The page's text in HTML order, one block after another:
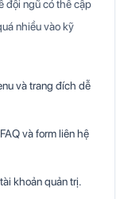
đội ngũ có thể cập
nhiều vào kỹ
và trang đích dễ
và form liên hệ
khoản quản trị.